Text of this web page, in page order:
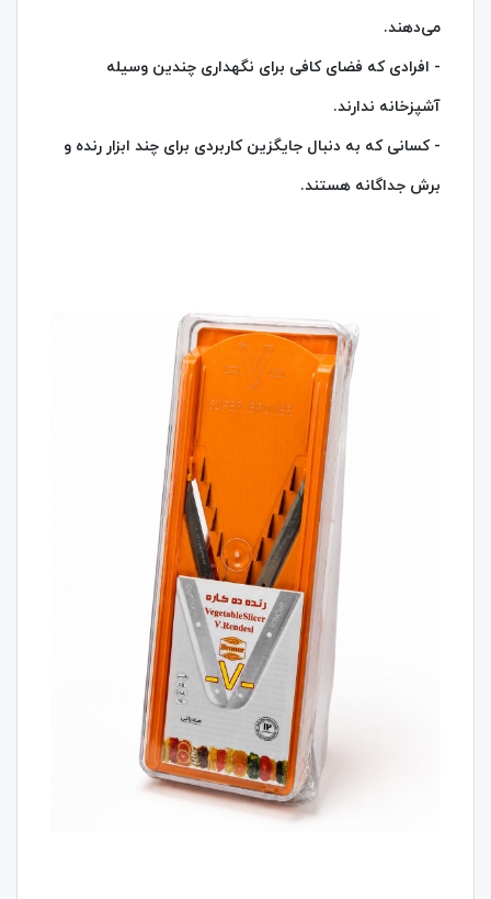
می‌دهند.
- افرادی که فضای کافی برای نگهداری چندین وسیله
آشپزخانه ندارند.
- کسانی که به دنبال جایگزین کاربردی برای چند ابزار رنده و
برش جداگانه هستند.